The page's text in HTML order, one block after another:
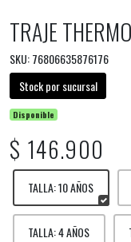
TRAJE
SKU: 76806635876176
Stock por sucursal
Disponible
$ 146.900
TALLA: 10 AÑOS
TALLA: 4 AÑOS